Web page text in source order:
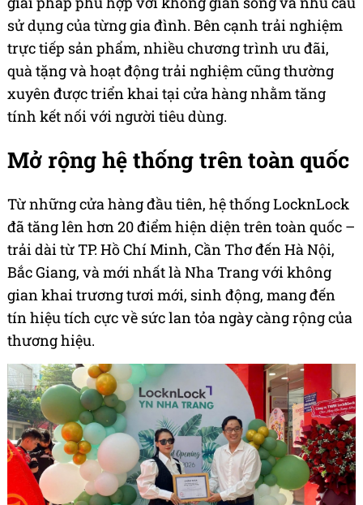
sử dụng của từng gia đình. Bên cạnh trải nghiệm
trực tiếp sản phẩm, nhiều chương trình ưu đãi,
quà tặng và hoạt động trải nghiệm cũng thường
xuyên được triển khai tại cửa hàng nhằm tăng
tính kết nối với người tiêu dùng.
Mở rộng hệ thống trên toàn quốc
Từ những cửa hàng đầu tiên, hệ thống LocknLock
đã tăng lên hơn 20 điểm hiện diện trên toàn quốc –
trải dài từ TP. Hồ Chí Minh, Cần Thơ đến Hà Nội,
Bắc Giang, và mới nhất là Nha Trang với không
gian khai trương tươi mới, sinh động, mang đến
tín hiệu tích cực về sức lan tỏa ngày càng rộng của
thương hiệu.